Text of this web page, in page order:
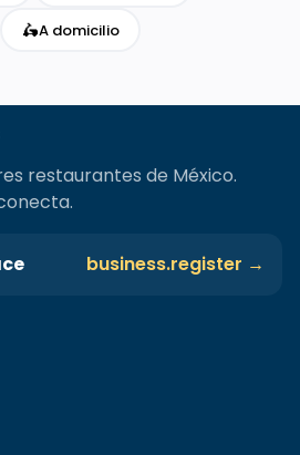
🛵A domicilio
restaurantes de México.
business.register →